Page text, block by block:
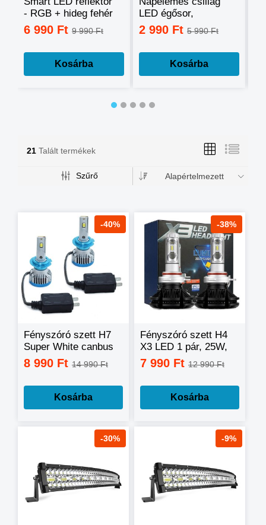
- RGB + hideg fehér
+ meleg fehér, okos
telefonnal
6 990 Ft 9 990 Ft
Kosárba
LED égősor,
fényfüzér
2 990 Ft 5 990 Ft
Kosárba
21 Talált termékek
Szűrő Alapértelmezett
-40%
Fényszóró szett H7
Super White canbus
200W 25000L
8 990 Ft 14 990 Ft
Kosárba
-38%
Fényszóró szett H4
X3 LED 1 pár, 25W,
6000 LM CSP
7 990 Ft 12 990 Ft
Kosárba
-30% -9%